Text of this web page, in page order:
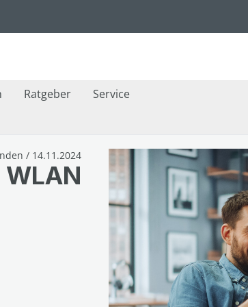
Ratgeber
Service
/ 14.11.2024